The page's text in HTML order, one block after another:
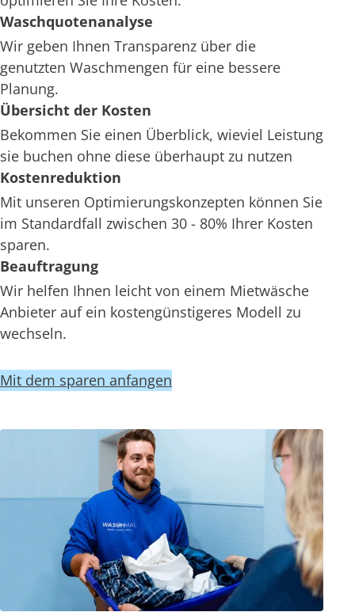
Waschquotenanalyse
Wir geben Ihnen Transparenz über die
genutzten Waschmengen für eine bessere
Planung.
Übersicht der Kosten
Bekommen Sie einen Überblick, wieviel Leistung
sie buchen ohne diese überhaupt zu nutzen
Kostenreduktion
Mit unseren Optimierungskonzepten können Sie
im Standardfall zwischen 30 - 80% Ihrer Kosten
sparen.
Beauftragung
Wir helfen Ihnen leicht von einem Mietwäsche
Anbieter auf ein kostengünstigeres Modell zu
wechseln.
Mit dem sparen anfangen